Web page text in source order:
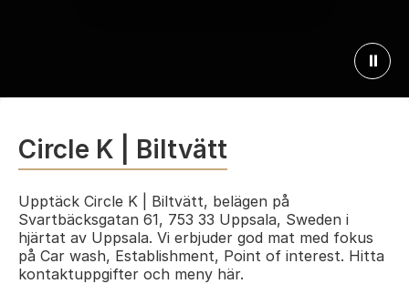
⏸
Circle K | Biltvätt
Upptäck Circle K | Biltvätt, belägen på
Svartbäcksgatan 61, 753 33 Uppsala, Sweden i
hjärtat av Uppsala. Vi erbjuder god mat med fokus
på Car wash, Establishment, Point of interest. Hitta
kontaktuppgifter och meny här.